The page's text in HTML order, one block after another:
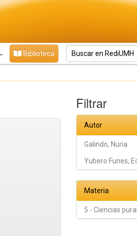
Biblioteca
Filtrar
Autor
Galindo, Nuria
Yubero Funes,
Materia
5 - Ciencias